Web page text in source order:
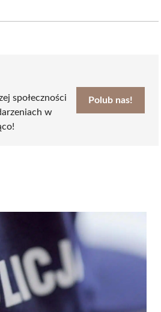
społeczności
w
Polub nas!